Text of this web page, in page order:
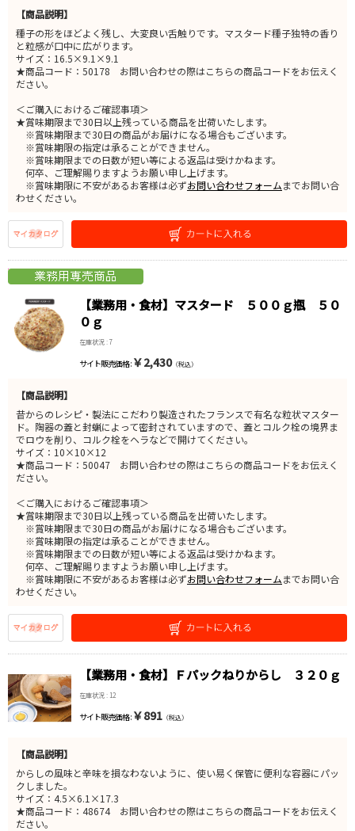
【商品説明】
種子の形をほどよく残し、大変良い舌触りです。マスタード種子独特の香り
と粒感が口中に広がります。
サイズ：16.5×9.1×9.1
★商品コード：50178 お問い合わせの際はこちらの商品コードをお伝えく
ださい。
＜ご購入におけるご確認事項＞
★賞味期限まで30日以上残っている商品を出荷いたします。
※賞味期限まで30日の商品がお届けになる場合もございます。
※賞味期限の指定は承ることができません。
※賞味期限までの日数が短い等による返品は受けかねます。
何卒、ご理解賜りますようお願い申し上げます。
※賞味期限に不安があるお客様は必ずお問い合わせフォームまでお問い合
わせください。
【業務用・食材】マスタード ５００ｇ瓶 ５０
０ｇ
在庫状況 : 7
サイト販売価格 : ￥2,430（税込）
【商品説明】
昔からのレシピ・製法にこだわり製造されたフランスで有名な粒状マスター
ド。陶器の蓋と封蝋によって密封されていますので、蓋とコルク栓の境界ま
でロウを削り、コルク栓をヘラなどで開けてください。
サイズ：10×10×12
★商品コード：50047 お問い合わせの際はこちらの商品コードをお伝えく
ださい。
＜ご購入におけるご確認事項＞
★賞味期限まで30日以上残っている商品を出荷いたします。
※賞味期限まで30日の商品がお届けになる場合もございます。
※賞味期限の指定は承ることができません。
※賞味期限までの日数が短い等による返品は受けかねます。
何卒、ご理解賜りますようお願い申し上げます。
※賞味期限に不安があるお客様は必ずお問い合わせフォームまでお問い合
わせください。
【業務用・食材】Ｆパックねりからし ３２０ｇ
在庫状況 : 12
サイト販売価格 : ￥891 （税込）
【商品説明】
からしの風味と辛味を損なわないように、使い易く保管に便利な容器にパッ
クしました。
サイズ：4.5×6.1×17.3
★商品コード：48674 お問い合わせの際はこちらの商品コードをお伝えく
ださい。